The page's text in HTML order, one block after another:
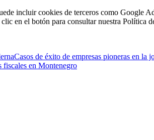
incluir cookies de terceros como Google
en el botón para consultar nuestra Política
Casos de éxito de empresas pioneras en la
fiscales en Montenegro